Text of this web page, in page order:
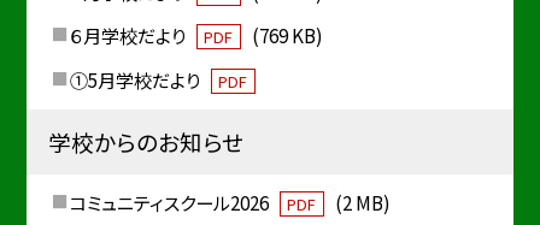
６月学校だより
PDF
(769 KB)
①5月学校だより
PDF
学校からのお知らせ
コミュニティスクール2026 PDF
(2 MB)